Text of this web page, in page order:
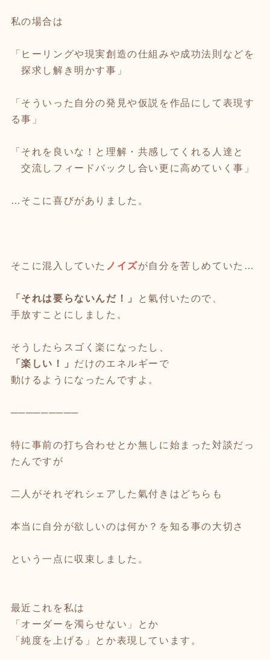
私の場合は
「ヒーリングや現実創造の仕組みや成功法則などを
探求し解き明かす事」
「そういった自分の発見や仮説を作品にして表現す
る事」
「それを良いな！と理解・共感してくれる人達と
交流しフィードバックし合い更に高めていく事」
…そこに喜びがありました。
そこに混入していた ノイズが自分を苦しめていた…
「それは要らないんだ！」
と氣付いたので、
手放すことにしました。
そうしたらスゴく楽になったし、
「楽しい！」 だけのエネルギーで
動けるようになったんですよ。
─────────
特に事前の打ち合わせとか無しに始まった対談だっ
たんですが
二人がそれぞれシェアした氣付きはどちらも
本当に自分が欲しいのは何か？を知る事の大切さ
という一点に収束しました。
最近これを私は
「オーダーを濁らせない」とか
「純度を上げる」とか表現しています。